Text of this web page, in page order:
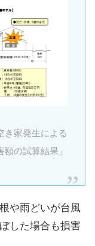
き家発生による
の試算結果」
や雨どいが台風
した場合も損害